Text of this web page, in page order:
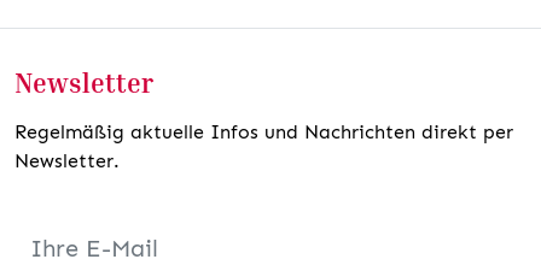
Newsletter
Regelmäßig aktuelle Infos und Nachrichten direkt per
Newsletter.